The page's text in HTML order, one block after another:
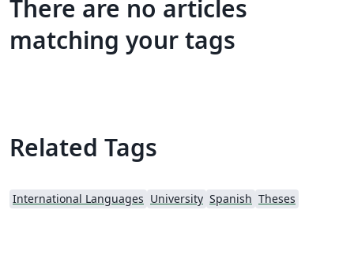
There are no articles
matching your tags
Related Tags
International Languages University Spanish Theses